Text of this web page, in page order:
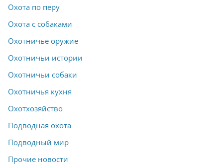
Охота по перу
Охота с собаками
Охотничье оружие
Охотничьи истории
Охотничьи собаки
Охотничья кухня
Охотхозяйство
Подводная охота
Подводный мир
Прочие новости